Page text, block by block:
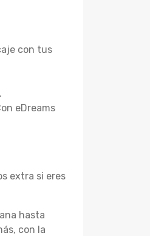
con tus
eDreams
extra si eres
hasta
con la